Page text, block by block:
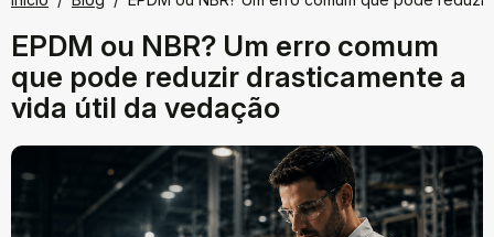
EPDM ou NBR? Um erro comum
que pode reduzir drasticamente a
vida útil da vedação